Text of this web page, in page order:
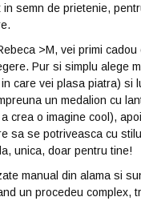
semn de prietenie,
>M, vei primi cadou
Pur si simplu alege
care vei plasa piatra) si
un medalion cu
crea o imagine cool),
sa se potriveasca cu
unica, doar pentru tine!
manual din alama si
un procedeu complex,